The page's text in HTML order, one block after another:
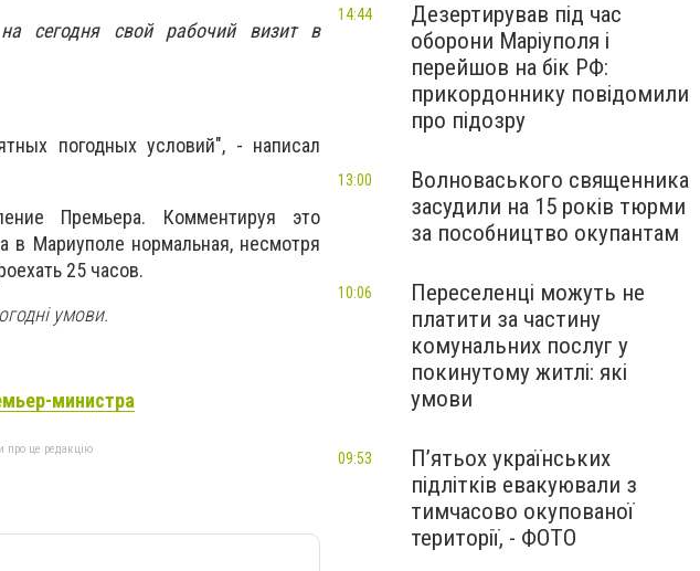
сегодня свой рабочий визит в
погодных условий", - написал
Премьера. Комментируя это
в Мариуполе нормальная, несмотря
25 часов.
умови.
министра
про це редакцію
Дезертирував під час
оборони Маріуполя і
перейшов на бік РФ:
прикордоннику повідомили
про підозру
14:44
Волноваського священника
засудили на 15 років тюрми
за пособництво окупантам
13:00
Переселенці можуть не
платити за частину
комунальних послуг у
покинутому житлі: які
умови
10:06
П’ятьох українських
підлітків евакуювали з
тимчасово окупованої
території, - ФОТО
09:53